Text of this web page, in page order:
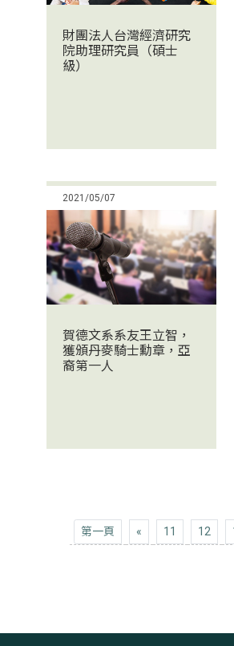
財團法人台灣經濟研究
院助理研究員（碩士
級）
2021/05/07
賀德文系系友王立智，
獲頒丹麥騎士勳章，亞
裔第一人
第一頁 第一頁
« 上十頁
11 12